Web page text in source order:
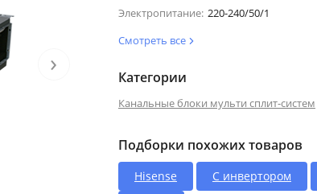
›
Электропитание: 220-240/50/1
Смотреть все
Категории
Канальные блоки мульти сплит-систем
Подборки похожих товаров
Hisense С инвертором